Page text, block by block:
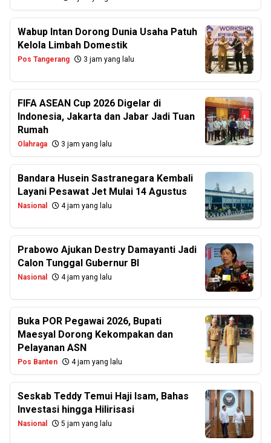
Wabup Intan Dorong Dunia Usaha Patuh
Kelola Limbah Domestik
Pos Tangerang 3 jam yang lalu
FIFA ASEAN Cup 2026 Digelar di
Indonesia, Jakarta dan Jabar Jadi Tuan
Rumah
Olahraga 3 jam yang lalu
Bandara Husein Sastranegara Kembali
Layani Pesawat Jet Mulai 14 Agustus
Nasional 4 jam yang lalu
Prabowo Ajukan Destry Damayanti Jadi
Calon Tunggal Gubernur BI
Nasional 4 jam yang lalu
Buka POR Pegawai 2026, Bupati
Maesyal Dorong Kekompakan dan
Pelayanan ASN
Pos Banten 4 jam yang lalu
Seskab Teddy Temui Haji Isam, Bahas
Investasi hingga Hilirisasi
Nasional 5 jam yang lalu